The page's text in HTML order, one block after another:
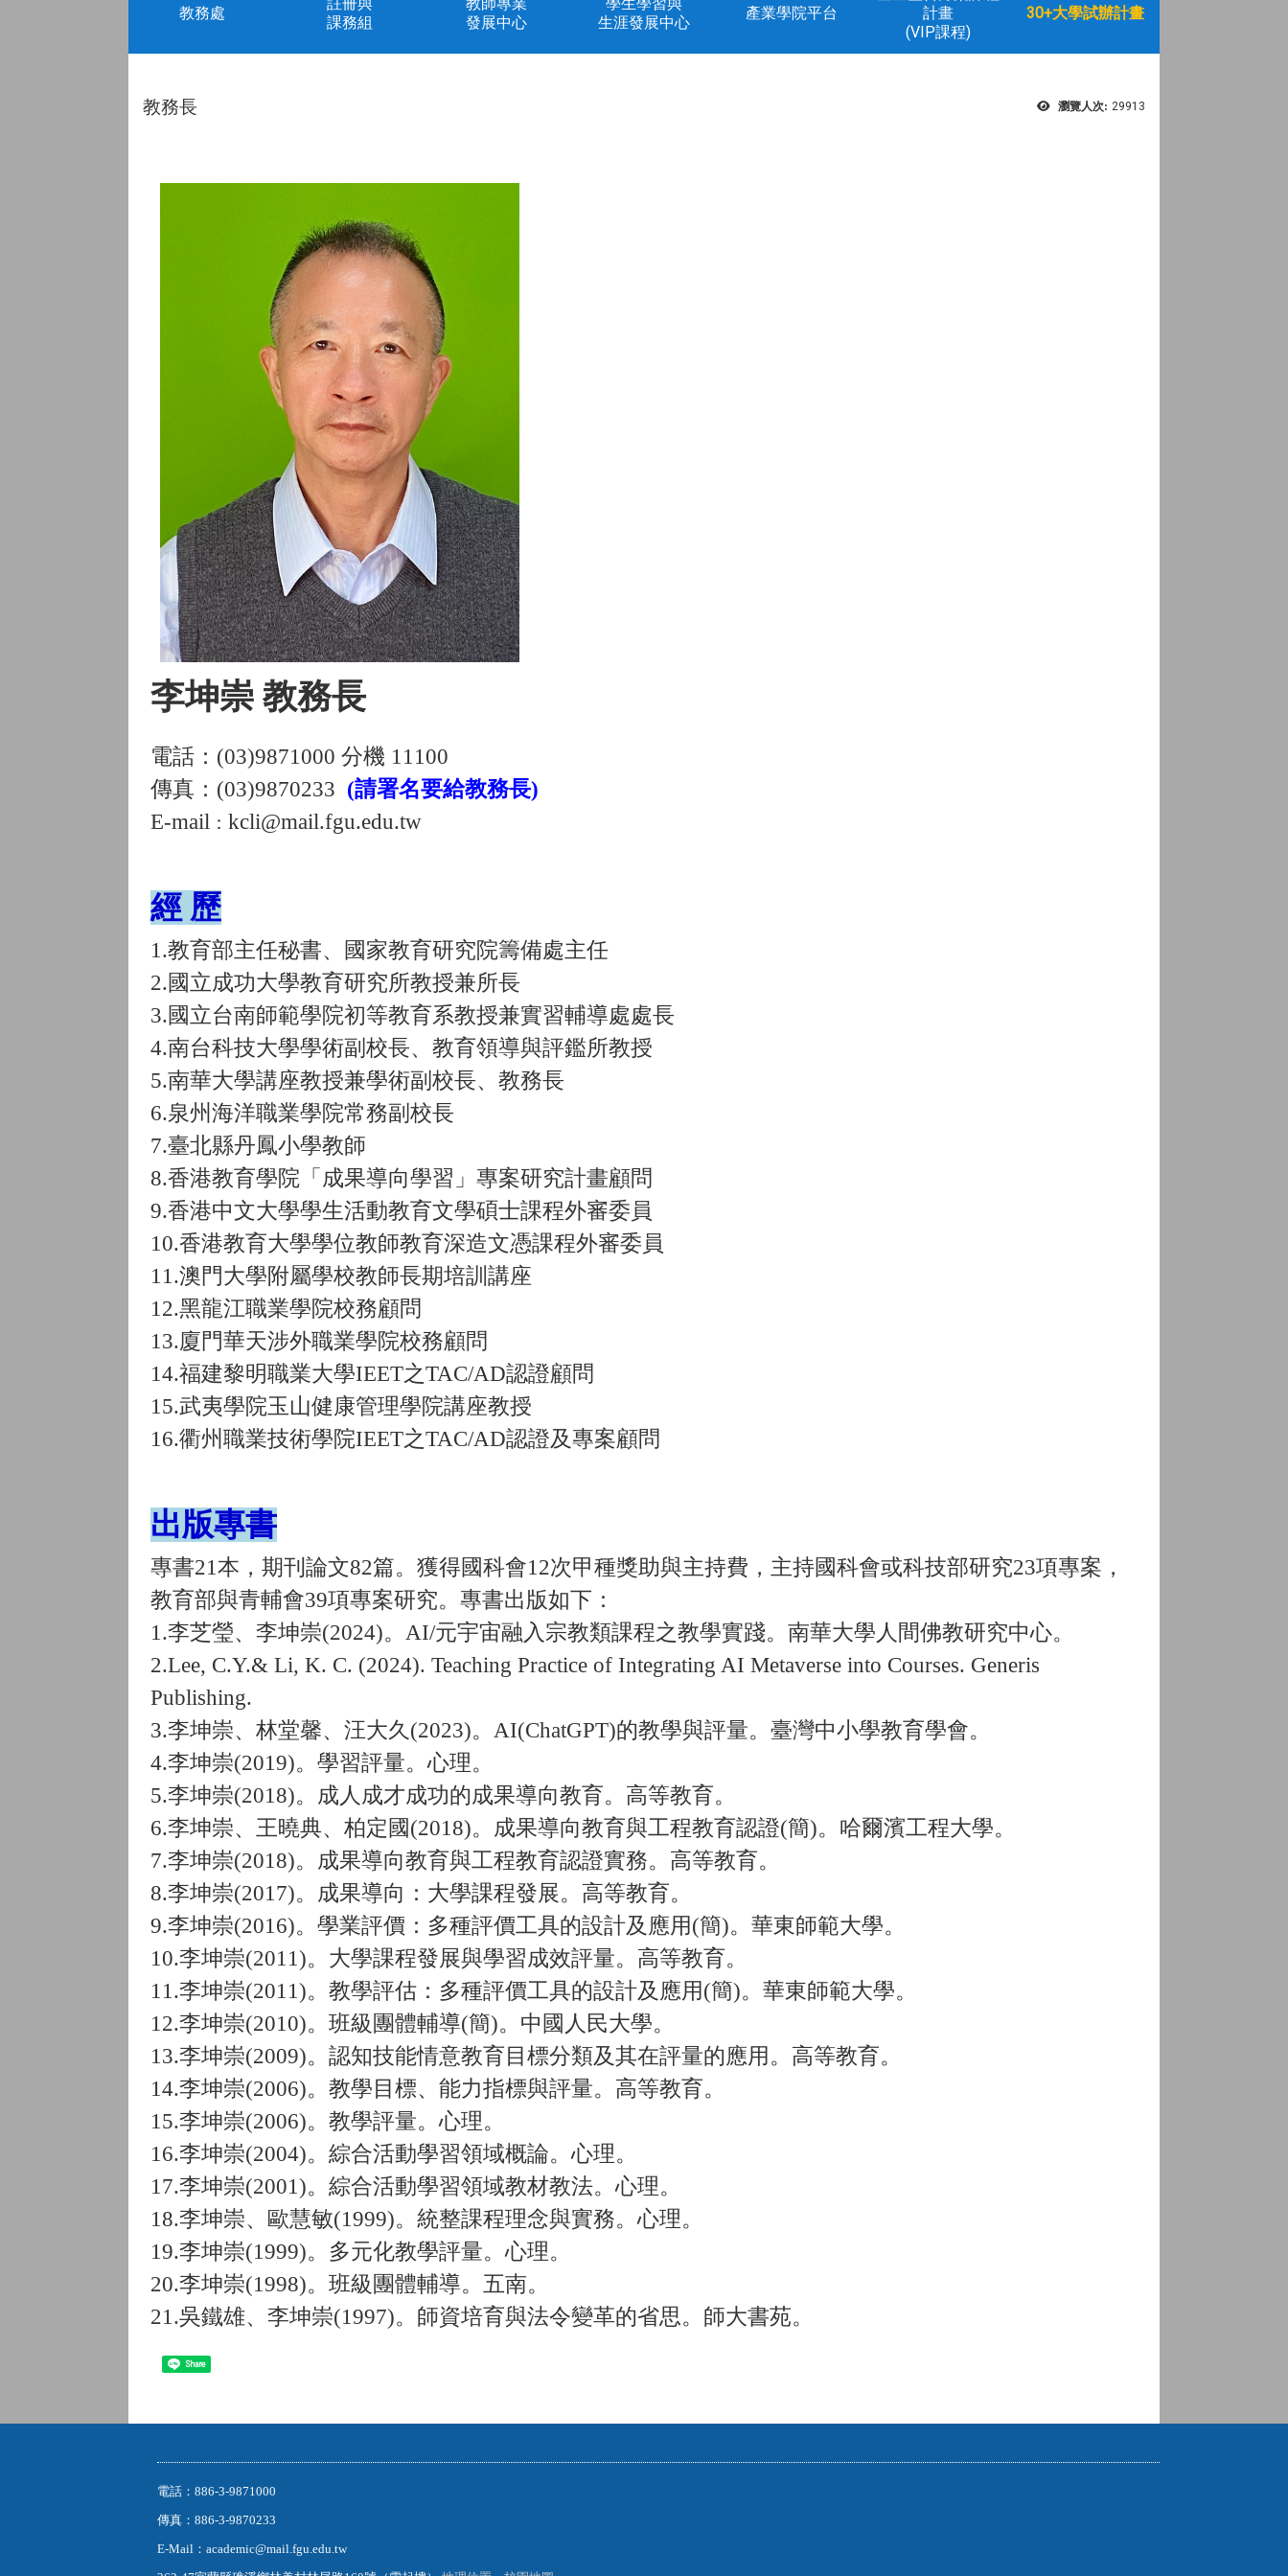
教務處
課務組
發展中心
生涯發展中心
產業學院平台
計畫
(VIP課程)
30+大學試辦計畫
瀏覽人次: 29913
教務長
李坤崇 教務長
電話：(03)9871000 分機 11100
傳真：(03)9870233 (請署名要給教務長)
E-mail ： kcli@mail.fgu.edu.tw
經 歷
1.教育部主任秘書、國家教育研究院籌備處主任
2.國立成功大學教育研究所教授兼所長
3.國立台南師範學院初等教育系教授兼實習輔導處處長
4.南台科技大學學術副校長、教育領導與評鑑所教授
5.南華大學講座教授兼學術副校長、教務長
6.泉州海洋職業學院常務副校長
7.臺北縣丹鳳小學教師
8.香港教育學院「成果導向學習」專案研究計畫顧問
9.香港中文大學學生活動教育文學碩士課程外審委員
10.香港教育大學學位教師教育深造文憑課程外審委員
11.澳門大學附屬學校教師長期培訓講座
12.黑龍江職業學院校務顧問
13.廈門華天涉外職業學院校務顧問
14.福建黎明職業大學IEET之TAC/AD認證顧問
15.武夷學院玉山健康管理學院講座教授
16.衢州職業技術學院IEET之TAC/AD認證及專案顧問
出版專書
專書21本，期刊論文82篇。獲得國科會12次甲種獎助與主持費，主持國科會或科技部研究23項專案，
教育部與青輔會39項專案研究。專書出版如下：
1.李芝瑩、李坤崇(2024)。AI/元宇宙融入宗教類課程之教學實踐。南華大學人間佛教研究中心。
2.Lee, C.Y.& Li, K. C. (2024). Teaching Practice of Integrating AI Metaverse into Courses. Generis
Publishing.
3.李坤崇、林堂馨、汪大久(2023)。AI(ChatGPT)的教學與評量。臺灣中小學教育學會。
4.李坤崇(2019)。學習評量。心理。
5.李坤崇(2018)。成人成才成功的成果導向教育。高等教育。
6.李坤崇、王曉典、柏定國(2018)。成果導向教育與工程教育認證(簡)。哈爾濱工程大學。
7.李坤崇(2018)。成果導向教育與工程教育認證實務。高等教育。
8.李坤崇(2017)。成果導向：大學課程發展。高等教育。
9.李坤崇(2016)。學業評價：多種評價工具的設計及應用(簡)。華東師範大學。
10.李坤崇(2011)。大學課程發展與學習成效評量。高等教育。
11.李坤崇(2011)。教學評估：多種評價工具的設計及應用(簡)。華東師範大學。
12.李坤崇(2010)。班級團體輔導(簡)。中國人民大學。
13.李坤崇(2009)。認知技能情意教育目標分類及其在評量的應用。高等教育。
14.李坤崇(2006)。教學目標、能力指標與評量。高等教育。
15.李坤崇(2006)。教學評量。心理。
16.李坤崇(2004)。綜合活動學習領域概論。心理。
17.李坤崇(2001)。綜合活動學習領域教材教法。心理。
18.李坤崇、歐慧敏(1999)。統整課程理念與實務。心理。
19.李坤崇(1999)。多元化教學評量。心理。
20.李坤崇(1998)。班級團體輔導。五南。
21.吳鐵雄、李坤崇(1997)。師資培育與法令變革的省思。師大書苑。
Share
電話：886-3-9871000
傳真：886-3-9870233
E-Mail：academic@mail.fgu.edu.tw